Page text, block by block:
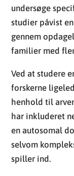
undersøge
studier påvist
gennem
familier med
Ved at studere
forskerne
henhold til
har inkluderet
en autosomal
selvom
spiller ind.